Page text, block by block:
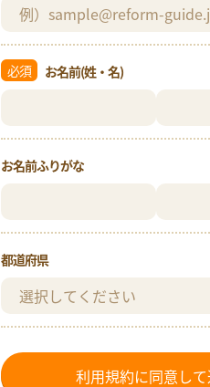
必須 お名前(姓・名)
お名前ふりがな
都道府県